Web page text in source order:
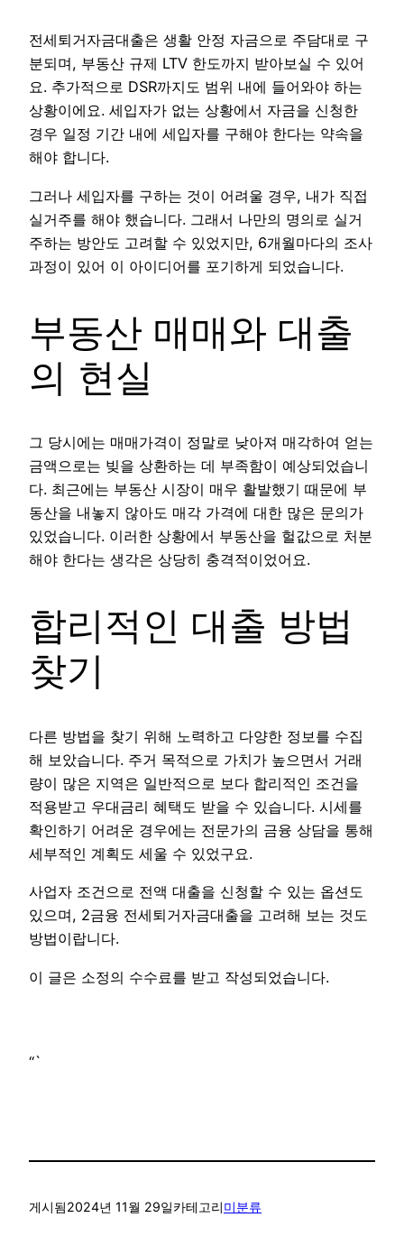
전세퇴거자금대출은 생활 안정 자금으로 주담대로 구
분되며, 부동산 규제 LTV 한도까지 받아보실 수 있어
요. 추가적으로 DSR까지도 범위 내에 들어와야 하는
상황이에요. 세입자가 없는 상황에서 자금을 신청한
경우 일정 기간 내에 세입자를 구해야 한다는 약속을
해야 합니다.
그러나 세입자를 구하는 것이 어려울 경우, 내가 직접
실거주를 해야 했습니다. 그래서 나만의 명의로 실거
주하는 방안도 고려할 수 있었지만, 6개월마다의 조사
과정이 있어 이 아이디어를 포기하게 되었습니다.
부동산 매매와 대출
의 현실
그 당시에는 매매가격이 정말로 낮아져 매각하여 얻는
금액으로는 빚을 상환하는 데 부족함이 예상되었습니
다. 최근에는 부동산 시장이 매우 활발했기 때문에 부
동산을 내놓지 않아도 매각 가격에 대한 많은 문의가
있었습니다. 이러한 상황에서 부동산을 헐값으로 처분
해야 한다는 생각은 상당히 충격적이었어요.
합리적인 대출 방법
찾기
다른 방법을 찾기 위해 노력하고 다양한 정보를 수집
해 보았습니다. 주거 목적으로 가치가 높으면서 거래
량이 많은 지역은 일반적으로 보다 합리적인 조건을
적용받고 우대금리 혜택도 받을 수 있습니다. 시세를
확인하기 어려운 경우에는 전문가의 금융 상담을 통해
세부적인 계획도 세울 수 있었구요.
사업자 조건으로 전액 대출을 신청할 수 있는 옵션도
있으며, 2금융 전세퇴거자금대출을 고려해 보는 것도
방법이랍니다.
이 글은 소정의 수수료를 받고 작성되었습니다.
“`
게시됨2024년 11월 29일카테고리미분류